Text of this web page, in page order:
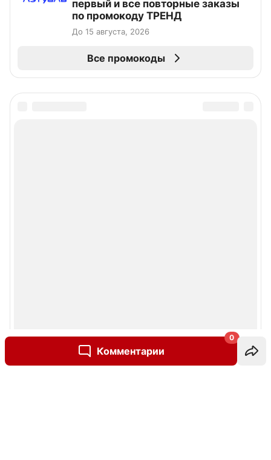
Комментарии
0
первый и все повторные заказы
по промокоду ТРЕНД
До 15 августа, 2026
Все промокоды